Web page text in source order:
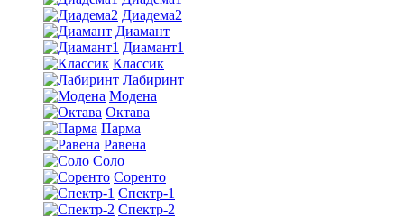
Диадема2
Диамант
Диамант1
Классик
Лабиринт
Модена
Октава
Парма
Равена
Соло
Соренто
Спектр-1
Спектр-2